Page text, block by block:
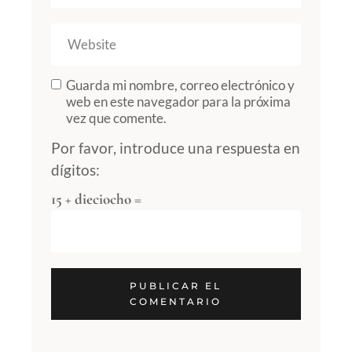
Guarda mi nombre, correo electrónico y
web en este navegador para la próxima
vez que comente.
Por favor, introduce una respuesta en
dígitos:
15 + dieciocho =
PUBLICAR EL
COMENTARIO